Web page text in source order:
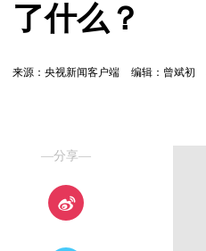
了什么？
来源：央视新闻客户端 编辑：曾斌初
—分享—